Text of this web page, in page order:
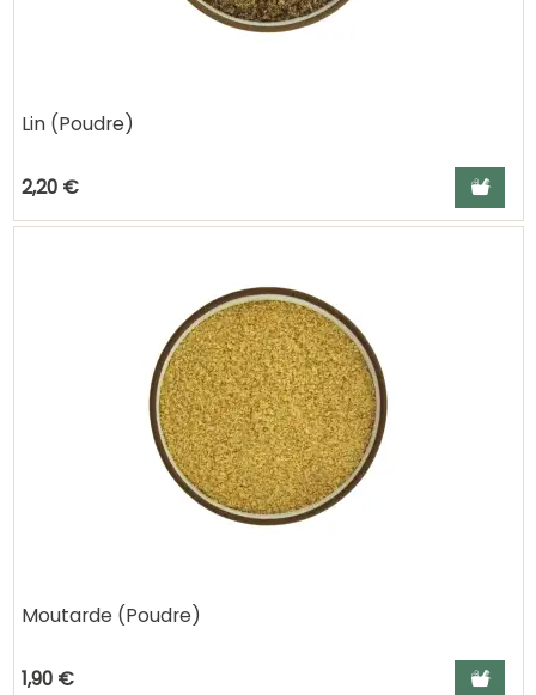
Lin (Poudre)
2,20 € Ajouter
Moutarde (Poudre)
1,90 € Ajouter